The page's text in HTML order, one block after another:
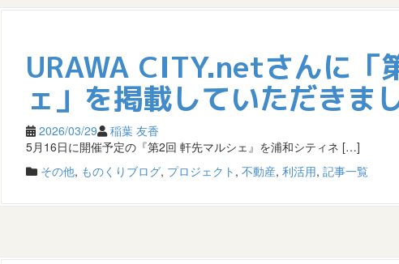
URAWA CITY.netさんに「
ェ」を掲載していただきま
2026/03/29
稲葉 友香
5月16日に開催予定の『第2回 軒先マルシェ』を浦和シティネ […]
その他, ものくりブログ, プロジェクト , 不動産, 利活用, 記事一覧